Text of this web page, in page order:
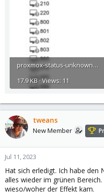
proxmox-status-unknown.jpg
17.9 KB · Views: 11
tweans
New Member
Jul 11, 2023
Hat sich erledigt. Ich habe
alles wieder im grünen
wieso/woher der Effekt kam.